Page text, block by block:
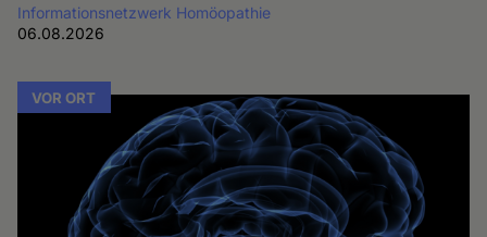
Informationsnetzwerk Homöopathie
06.08.2026
VOR ORT